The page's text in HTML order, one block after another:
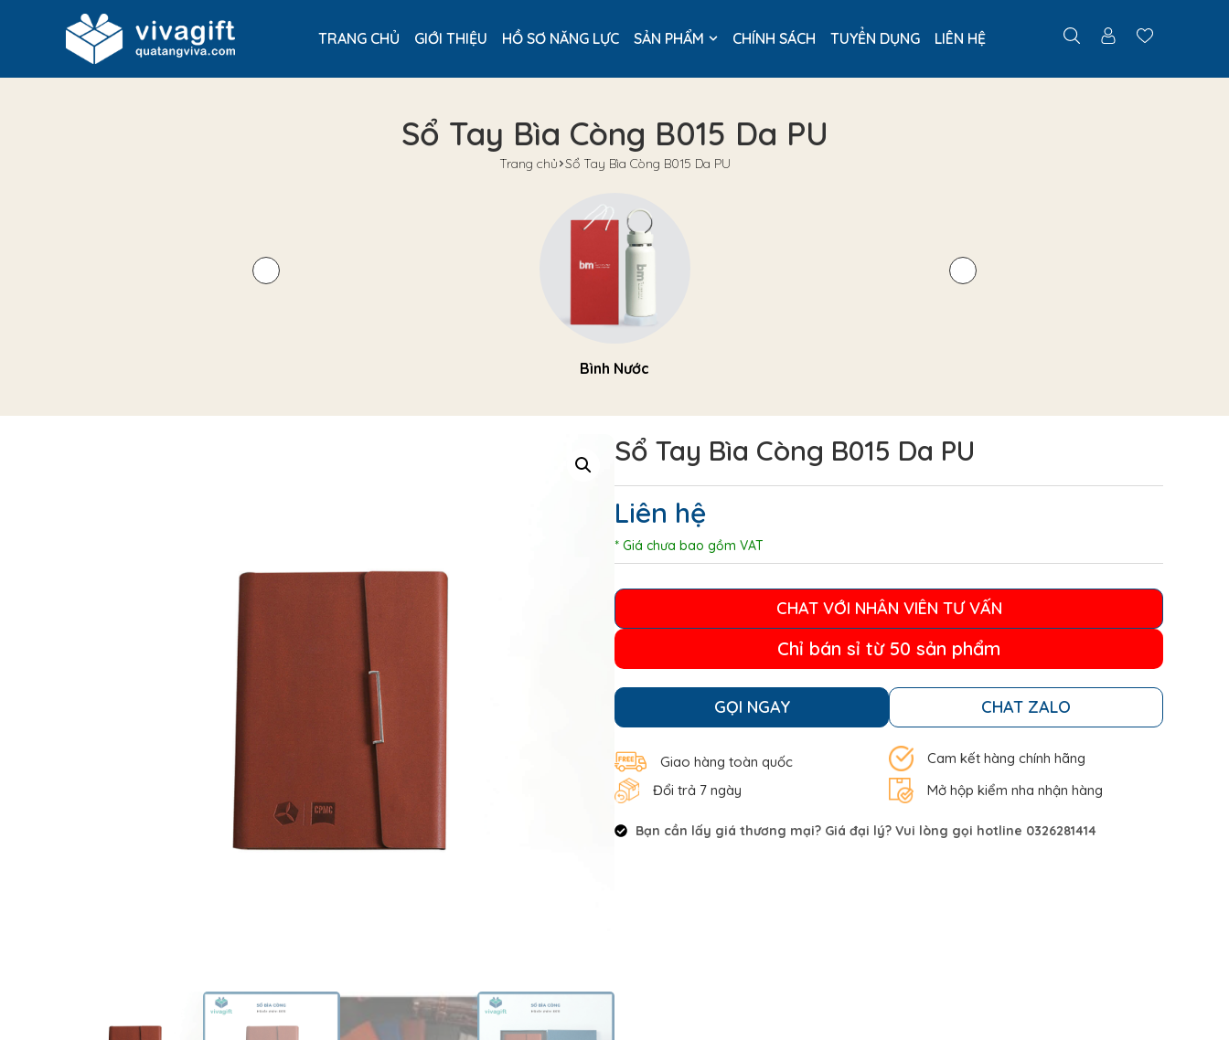
TRANG CHỦ GIỚI THIỆU HỒ SƠ NĂNG LỰC SẢN PHẨM CHÍNH SÁCH TUYỂN DỤNG LIÊN HỆ
Sổ Tay Bìa Còng B015 Da PU
Trang chủ Sổ Tay Bìa Còng B015 Da PU
Bình Nước
Sổ Tay Bìa Còng B015 Da PU
Liên hệ
* Giá chưa bao gồm VAT
CHAT VỚI NHÂN VIÊN TƯ VẤN
Chỉ bán sỉ từ 50 sản phẩm
GỌI NGAY CHAT ZALO
Giao hàng toàn quốc
Cam kết hàng chính hãng
Đổi trả 7 ngày
Mở hộp kiểm nha nhận hàng
Bạn cần lấy giá thương mại? Giá đại lý? Vui lòng gọi hotline 0326281414